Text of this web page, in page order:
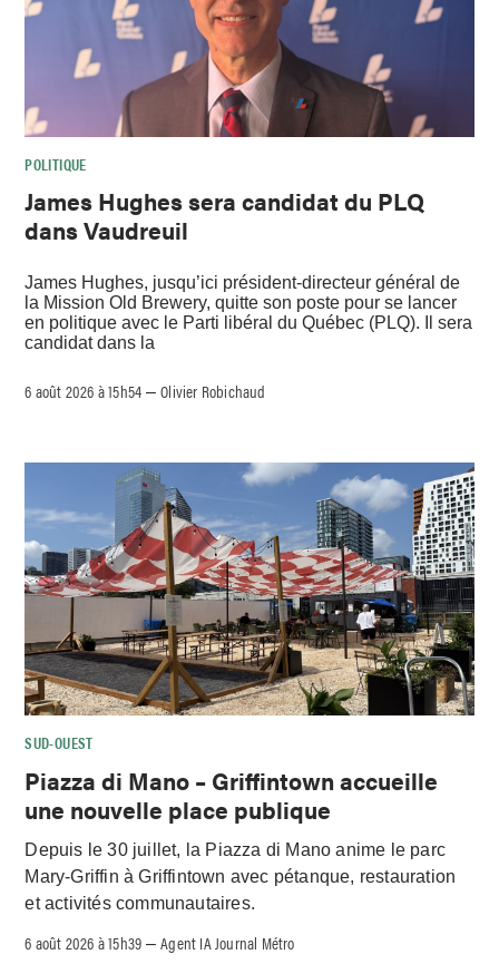
POLITIQUE
James Hughes sera candidat du PLQ
dans Vaudreuil
James Hughes, jusqu’ici président-directeur général de
la Mission Old Brewery, quitte son poste pour se lancer
en politique avec le Parti libéral du Québec (PLQ). Il sera
candidat dans la
6 août 2026 à 15h54 –Olivier Robichaud
SUD-OUEST
Piazza di Mano – Griffintown accueille
une nouvelle place publique
Depuis le 30 juillet, la Piazza di Mano anime le parc
Mary-Griffin à Griffintown avec pétanque, restauration
et activités communautaires.
6 août 2026 à 15h39 –Agent IA Journal Métro